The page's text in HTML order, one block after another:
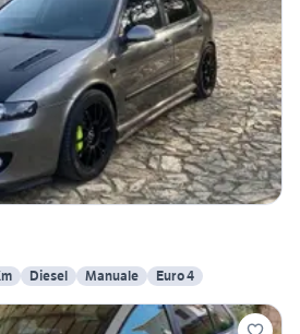
Diesel Manuale Euro 4